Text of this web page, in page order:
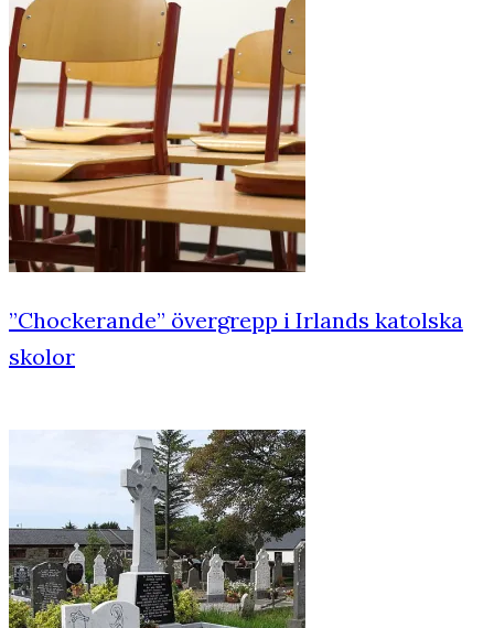
”Chockerande” övergrepp i Irlands katolska
skolor